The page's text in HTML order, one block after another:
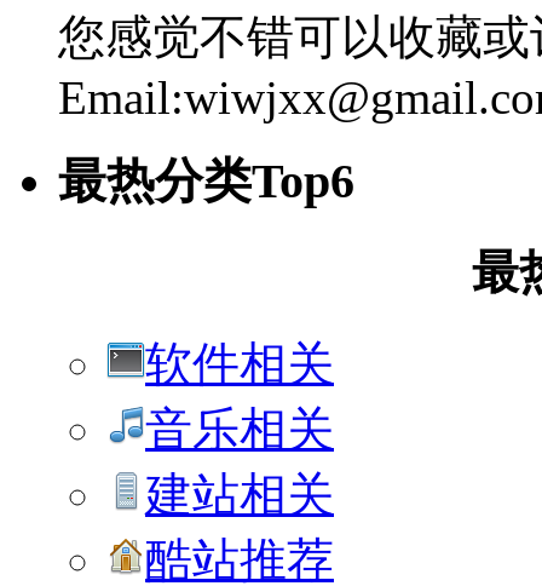
您感觉不错可以收藏
最热分类Top6
最
软件相关
音乐相关
建站相关
酷站推荐